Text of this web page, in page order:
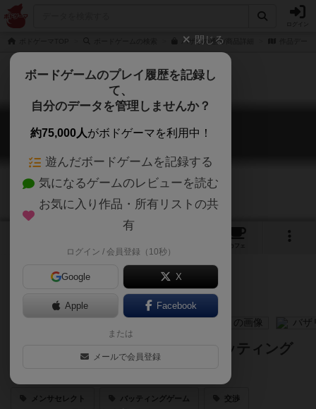
バザリの通販/商品詳細
バザリ
Basari
カフェ
宝石を集め、宝石で交渉する、バッティング
と競りの双六
メンサセレクト バッティングゲーム 交渉
閉じる
ボードゲームのプレイ履歴を記録し
て、
自分のデータを管理しませんか？
約75,000人がボドゲーマを利用中！
遊んだボードゲームを記録する
気になるゲームのレビューを読む
お気に入り作品・所有リストの共
有
ログイン / 会員登録（10秒）
Google X
Apple Facebook
または
メールで会員登録